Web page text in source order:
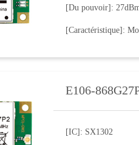
[Du pouvoir]:
[Caractéristique]:
E106-
[IC]: SX1302